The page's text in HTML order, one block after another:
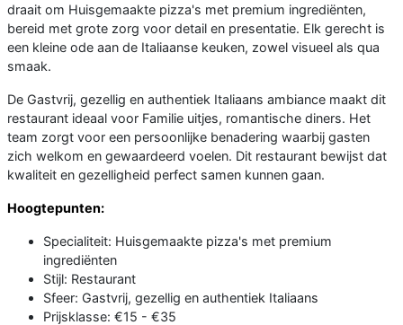
draait om Huisgemaakte pizza's met premium ingrediënten,
bereid met grote zorg voor detail en presentatie. Elk gerecht is
een kleine ode aan de Italiaanse keuken, zowel visueel als qua
smaak.
De Gastvrij, gezellig en authentiek Italiaans ambiance maakt dit
restaurant ideaal voor Familie uitjes, romantische diners. Het
team zorgt voor een persoonlijke benadering waarbij gasten
zich welkom en gewaardeerd voelen. Dit restaurant bewijst dat
kwaliteit en gezelligheid perfect samen kunnen gaan.
Hoogtepunten:
Specialiteit: Huisgemaakte pizza's met premium
ingrediënten
Stijl: Restaurant
Sfeer: Gastvrij, gezellig en authentiek Italiaans
Prijsklasse: €15 - €35